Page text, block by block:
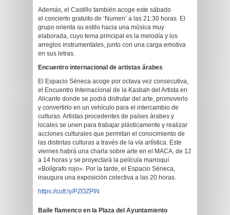
Además, el Castillo también acoge este sábado
el concierto gratuito de ‘Numen’ a las 21:30 horas. El
grupo orienta su estilo hacia una música muy
elaborada, cuyo tema principal es la melodía y los
arreglos instrumentales, junto con una carga emotiva
en sus letras.
Encuentro internacional de artistas árabes
El Espacio Séneca acoge por octava vez consecutiva,
el Encuentro Internacional de la Kasbah del Artista en
Alicante donde se podrá disfrutar del arte, promoverlo
y convertirlo en un vehículo para el intercambio de
culturas. Artistas procedentes de países árabes y
locales se unen para trabajar plásticamente y realizar
acciones culturales que permitan el conocimiento de
las distintas culturas a través de la vía artística. Este
viernes habrá una charla sobre arte en el MACA, de 12
a 14 horas y se proyectará la película marroquí
«Bolígrafo rojo». Por la tarde, el Espacio Séneca,
inaugura una exposición colectiva a las 20 horas.
https://cutt.ly/PZOZPlN
Baile flamenco en la Plaza del Ayuntamiento